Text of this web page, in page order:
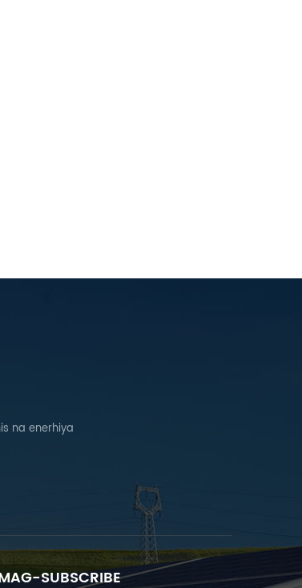
na enerhiya
SUBSCRIBE